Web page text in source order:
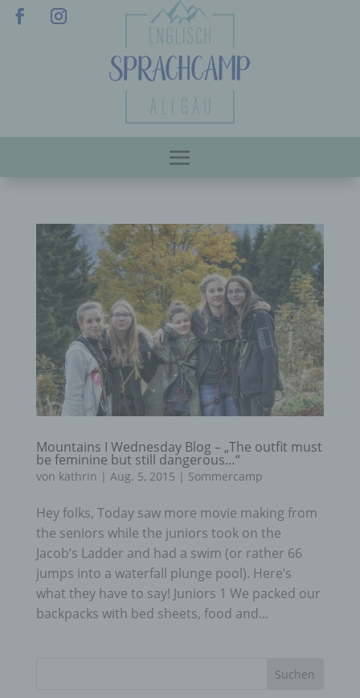
Mountains I Wednesday Blog – „The outfit must
be feminine but still dangerous…“
von kathrin | Aug. 5, 2015 | Sommercamp
Hey folks, Today saw more movie making from
the seniors while the juniors took on the
Jacob’s Ladder and had a swim (or rather 66
jumps into a waterfall plunge pool). Here’s
what they have to say! Juniors 1 We packed our
backpacks with bed sheets, food and...